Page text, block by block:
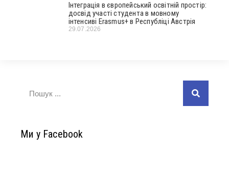
Інтеграція в європейський освітній простір:
досвід участі студента в мовному
інтенсиві Erasmus+ в Республіці Австрія
29.07.2026
Ми у Facebook